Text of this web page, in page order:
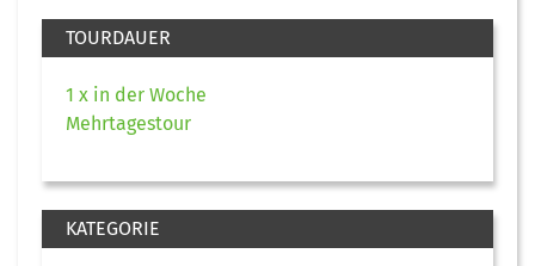
TOURDAUER
1 x in der Woche
Mehrtagestour
KATEGORIE